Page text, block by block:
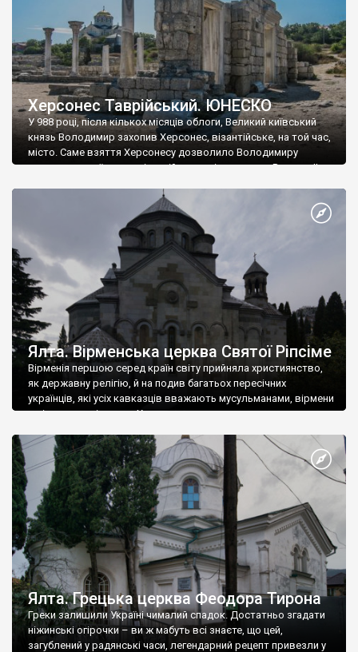
Херсонес Таврійський. ЮНЕСКО
У 988 році, після кількох місяців облоги, Великий київський
князь Володимир захопив Херсонес, візантійське, на той час,
місто. Саме взяття Херсонесу дозволило Володимиру
диктувати свої умови візантійському імператору Василю ІІ, та
Херсонесі Володимир-язичник, став Василем-християнином.
А потім було Хрещення Русі. На честь Херсонесу Таврійського
Ялта. Вірменська церква Святої Ріпсіме
Вірменія першою серед країн світу прийняла християнство,
як державну релігію, й на подив багатьох пересічних
українців, які усіх кавказців вважають мусульманами, вірмени
є відданими вірянами Христа
Ялта. Грецька церква Феодора Тирона
Греки залишили Україні чималий спадок. Достатньо згадати
ніжинські огірочки – ви ж мабуть всі знаєте, що цей,
загублений у радянські часи, легендарний рецепт привезли у